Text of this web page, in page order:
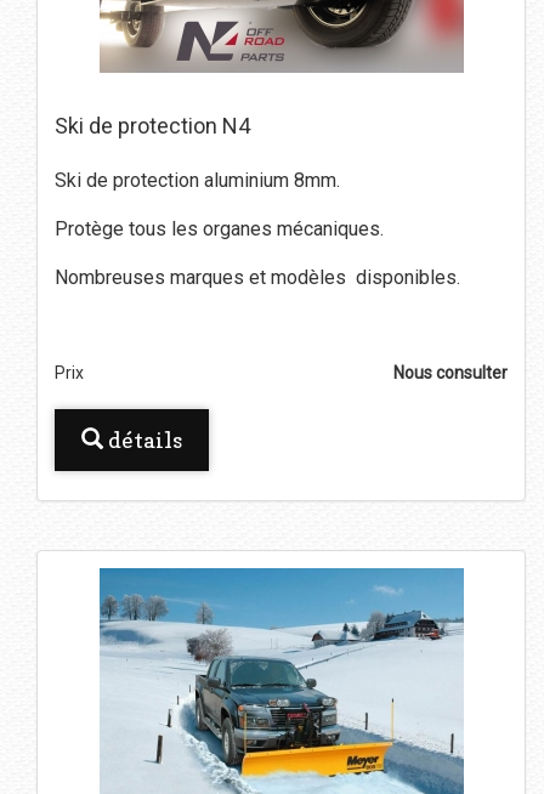
Ski de protection N4
Ski de protection aluminium 8mm.
Protège tous les organes mécaniques.
Nombreuses marques et modèles disponibles.
Prix Nous consulter
détails